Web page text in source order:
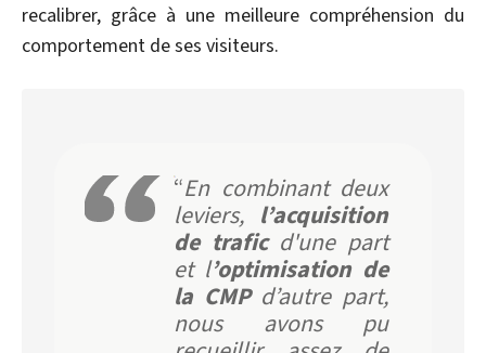
recalibrer, grâce à une meilleure compréhension du
comportement de ses visiteurs.
“En combinant deux
leviers, l’acquisition
de traficd'une part
et l’optimisation de
la CMP d’autre part,
nous avons pu